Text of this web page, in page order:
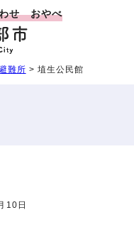
わせ おやべ
難所 > 埴生公民館
10日